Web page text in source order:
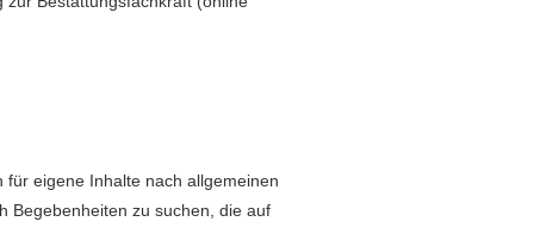
eigene Inhalte nach allgemeinen
Begebenheiten zu suchen, die auf